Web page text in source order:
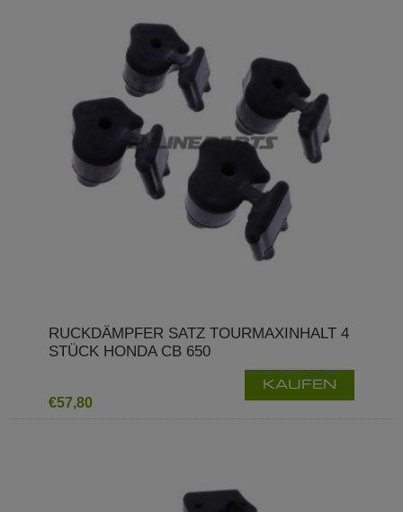
RUCKDÄMPFER SATZ TOURMAXINHALT 4
STÜCK HONDA CB 650
€57,80
KAUFEN